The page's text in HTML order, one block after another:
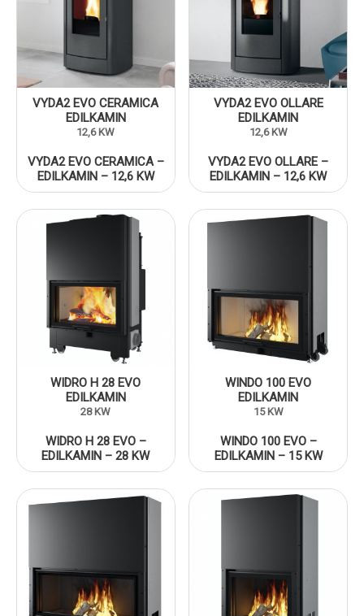
VYDA2 EVO CERAMICA
EDILKAMIN
12,6 KW
VYDA2 EVO CERAMICA –
EDILKAMIN – 12,6 KW
VYDA2 EVO OLLARE
EDILKAMIN
12,6 KW
VYDA2 EVO OLLARE –
EDILKAMIN – 12,6 KW
WIDRO H 28 EVO
EDILKAMIN
28 KW
WIDRO H 28 EVO –
EDILKAMIN – 28 KW
WINDO 100 EVO
EDILKAMIN
15 KW
WINDO 100 EVO –
EDILKAMIN – 15 KW